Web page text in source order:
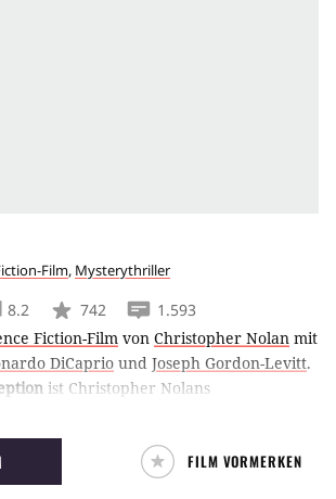
Film, Mysterythriller
8.2 742
1.593
Fiction-Film von Christopher Nolan mit
DiCaprio und Joseph Gordon-Levitt.
ist Christopher Nolans
die in die Träume ihrer Opfer
um dort Ideen zu stehlen – oder
Ideen einzupflanzen.
FILM VORMERKEN